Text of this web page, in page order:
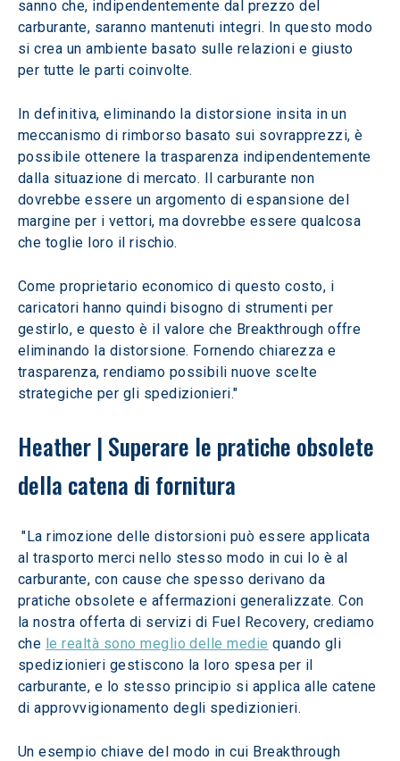
sanno che, indipendentemente dal prezzo del
carburante, saranno mantenuti integri. In questo modo
si crea un ambiente basato sulle relazioni e giusto
per tutte le parti coinvolte.
In definitiva, eliminando la distorsione insita in un
meccanismo di rimborso basato sui sovrapprezzi, è
possibile ottenere la trasparenza indipendentemente
dalla situazione di mercato. Il carburante non
dovrebbe essere un argomento di espansione del
margine per i vettori, ma dovrebbe essere qualcosa
che toglie loro il rischio.
Come proprietario economico di questo costo, i
caricatori hanno quindi bisogno di strumenti per
gestirlo, e questo è il valore che Breakthrough offre
eliminando la distorsione. Fornendo chiarezza e
trasparenza, rendiamo possibili nuove scelte
strategiche per gli spedizionieri."
Heather | Superare le pratiche obsolete
della catena di fornitura
"La rimozione delle distorsioni può essere applicata
al trasporto merci nello stesso modo in cui lo è al
carburante, con cause che spesso derivano da
pratiche obsolete e affermazioni generalizzate. Con
la nostra offerta di servizi di Fuel Recovery, crediamo
che le realtà sono meglio delle medie quando gli
spedizionieri gestiscono la loro spesa per il
carburante, e lo stesso principio si applica alle catene
di approvvigionamento degli spedizionieri.
Un esempio chiave del modo in cui Breakthrough